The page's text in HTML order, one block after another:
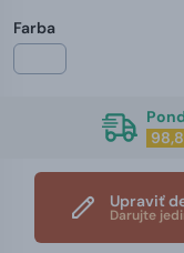
Farba
Upraviť
Darujte